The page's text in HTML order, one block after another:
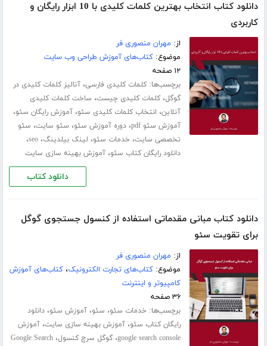
دانلود کتاب انتخاب بهترین کلمات کلیدی با 10 ابزار رایگان و
کاربردی
از: مهران منصوری فر
موضوع:کتاب‌های آموزش طراحی وب سایت
۱۲ صفحه
برچسب‌ها:کلمات کلیدی فارسی،آنالیز کلمات کلیدی در
گوگل،کلمات کلیدی چیست، ساخت کلمات کلیدی
آنلاین، انتخاب کلمات کلیدی سئو،آموزش رایگان سئو،
آموزش سئو pdf ،دوره آموزش سئو، سئو سایت، سئو
تخصصی سایت، خدمات سئو، لینک بیلدینگ،seo،
دانلود رایگان کتاب سئو،آموزش بهینه سازی سایت
دانلود کتاب
دانلود کتاب مبانی مقدماتی استفاده از کنسول جستجوی گوگل
برای تقویت سئو
از: مهران منصوری فر
موضوع:کتاب‌های تجارت الکترونیک،کتاب‌های آموزش
کامپیوتر و اینترنت
۳۶ صفحه
برچسب‌ها: خدمات سئو، سئو،آموزش سئو،دانلود
رایگان کتاب سئو،آموزش بهینه سازی سایت،آموزش
google search console،گوگل سرچ کنسول،Google Search